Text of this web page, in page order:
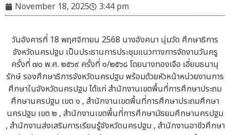
November 18, 2025 3:44 pm
วันอังคารที่ 18 พฤศจิกายน 2568 นางอังคนา นุ่มวัด ศึกษาธิการ
จังหวัดนครปฐม เป็นประธานการประชุมแนวทางการจัดงานวันครู
ครั้งที่ ๗๐ พ.ศ. ๒๕๖๙ ครั้งที่ ๑/๒๕๖๘ โดยนางทองเจือ เอี่ยมธนานุ
รักษ์ รองศึกษาธิการจังหวัดนครปฐม พร้อมด้วยหัวหน้าหน่วยงานการ
ศึกษาในจังหวัดนครปฐม ได้แก่ สำนักงานเขตพื้นที่การศึกษาประถม
ศึกษานครปฐม เขต ๑ , สำนักงานเขตพื้นที่การศึกษาประถมศึกษา
นครปฐม เขต ๒ , สำนักงานเขตพื้นที่การศึกษามัธยมศึกษานครปฐม
, สำนักงานส่งเสริมการเรียนรู้จังหวัดนครปฐม , สำนักงานอาชีวศึกษา